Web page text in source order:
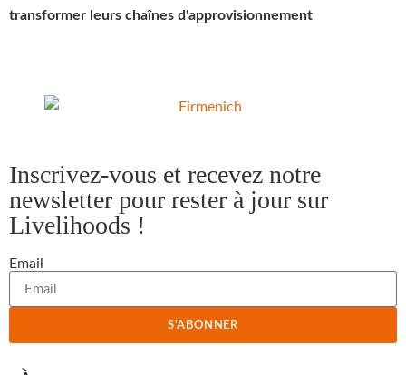
transformer leurs chaînes d'approvisionnement
Inscrivez-vous et recevez notre
newsletter pour rester à jour sur
Livelihoods !
Email
S'ABONNER